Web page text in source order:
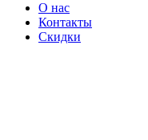
О нас
Контакты
Скидки